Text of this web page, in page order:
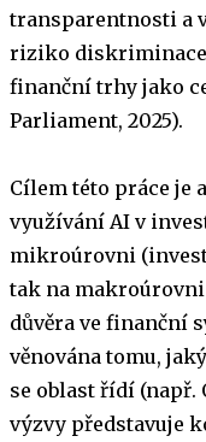
transparentnosti a
riziko diskriminace
finanční trhy jako
Parliament, 2025).
Cílem této práce je
využívání AI v
mikroúrovni
tak na
důvěra ve finanční
věnována tomu,
se oblast řídí (např.
výzvy představuje